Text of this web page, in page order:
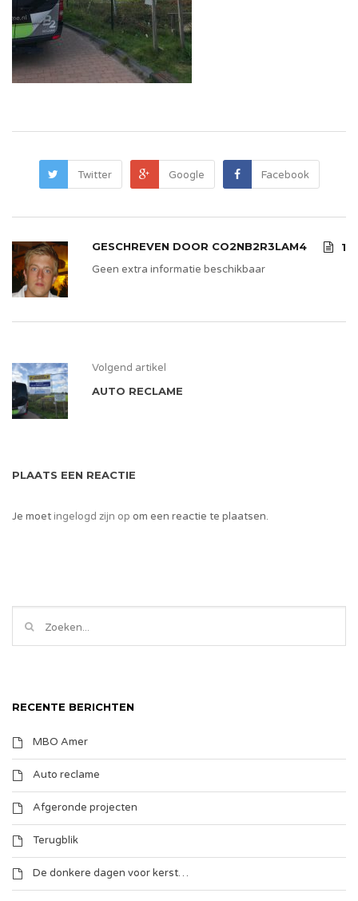
Twitter Google Facebook
GESCHREVEN DOOR CO2NB2R3LAM4
1
Geen extra informatie beschikbaar
Volgend artikel
AUTO RECLAME
PLAATS EEN REACTIE
Je moetingelogd zijn op om een reactie te plaatsen.
RECENTE BERICHTEN
MBO Amer
Auto reclame
Afgeronde projecten
Terugblik
De donkere dagen voor kerst…